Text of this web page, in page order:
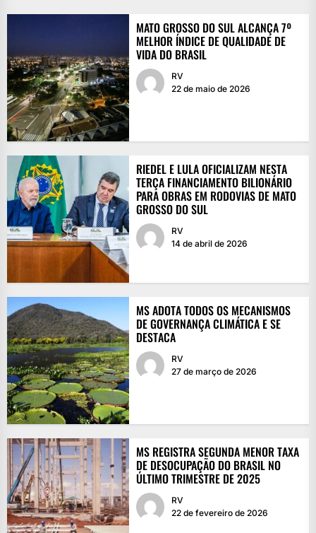
MATO GROSSO DO SUL ALCANÇA 7º
MELHOR ÍNDICE DE QUALIDADE DE
VIDA DO BRASIL
RV
22 de maio de 2026
RIEDEL E LULA OFICIALIZAM NESTA
TERÇA FINANCIAMENTO BILIONÁRIO
PARA OBRAS EM RODOVIAS DE MATO
GROSSO DO SUL
RV
14 de abril de 2026
MS ADOTA TODOS OS MECANISMOS
DE GOVERNANÇA CLIMÁTICA E SE
DESTACA
RV
27 de março de 2026
MS REGISTRA SEGUNDA MENOR TAXA
DE DESOCUPAÇÃO DO BRASIL NO
ÚLTIMO TRIMESTRE DE 2025
RV
22 de fevereiro de 2026